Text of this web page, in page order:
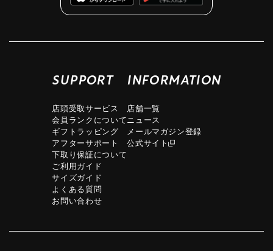
SUPPORT
店頭受取サービス
会員ランクについて
ギフトラッピング
アフターサポート
下取り保証について
ご利用ガイド
サイズガイド
よくある質問
お問い合わせ
INFORMATION
店舗一覧
ニュース
メールマガジン登録
公式サイト